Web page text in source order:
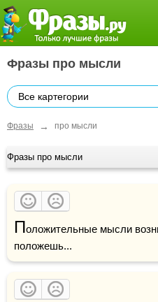
Фразы про мысли
Все картегории
Фразы → про мысли
Фразы про мысли
Положительные мысли
положешь...